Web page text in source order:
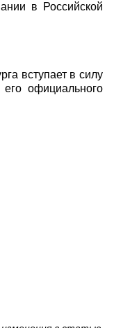
в Российской
вступает в силу
официального